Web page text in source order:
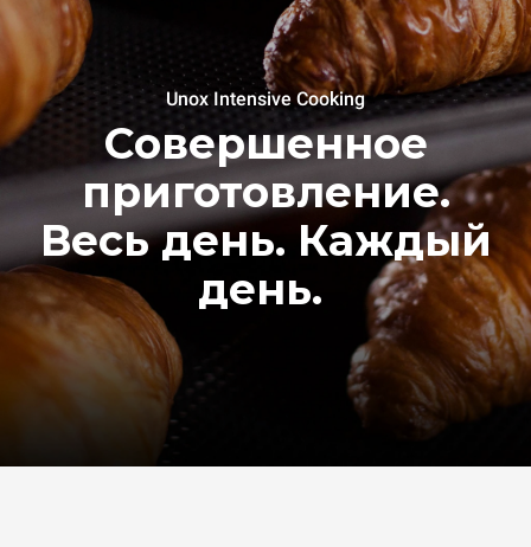
Unox Intensive Cooking
Совершенное
приготовление.
Весь день. Каждый
день.